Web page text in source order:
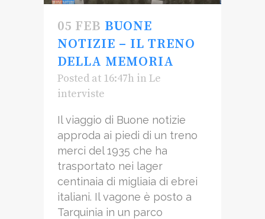
05 FEB BUONE
NOTIZIE – IL TRENO
DELLA MEMORIA
Posted at 16:47h in Le
interviste
Il viaggio di Buone notizie
approda ai piedi di un treno
merci del 1935 che ha
trasportato nei lager
centinaia di migliaia di ebrei
italiani. Il vagone è posto a
Tarquinia in un parco